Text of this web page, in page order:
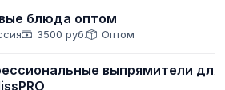
блюда оптом
3500 руб. Оптом
выпрямители для